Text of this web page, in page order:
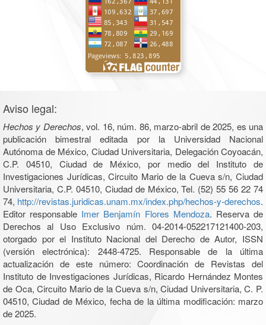
Aviso legal:
Hechos y Derechos, vol. 16, núm. 86, marzo-abril de 2025, es una
publicación bimestral editada por la Universidad Nacional
Autónoma de México, Ciudad Universitaria, Delegación Coyoacán,
C.P. 04510, Ciudad de México, por medio del Instituto de
Investigaciones Jurídicas, Circuito Mario de la Cueva s/n, Ciudad
Universitaria, C.P. 04510, Ciudad de México, Tel. (52) 55 56 22 74
74, http://revistas.juridicas.unam.mx/index.php/hechos-y-derechos.
Editor responsable Imer Benjamín Flores Mendoza. Reserva de
Derechos al Uso Exclusivo núm. 04-2014-052217121400-203,
otorgado por el Instituto Nacional del Derecho de Autor, ISSN
(versión electrónica): 2448-4725. Responsable de la última
actualización de este número: Coordinación de Revistas del
Instituto de Investigaciones Jurídicas, Ricardo Hernández Montes
de Oca, Circuito Mario de la Cueva s/n, Ciudad Universitaria, C. P.
04510, Ciudad de México, fecha de la última modificación: marzo
de 2025.